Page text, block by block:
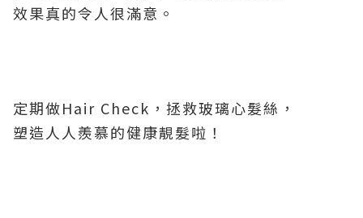
效果真的令人很滿意。
定期做Hair Check，拯救玻璃心髮絲，
塑造人人羨慕的健康靚髮啦！